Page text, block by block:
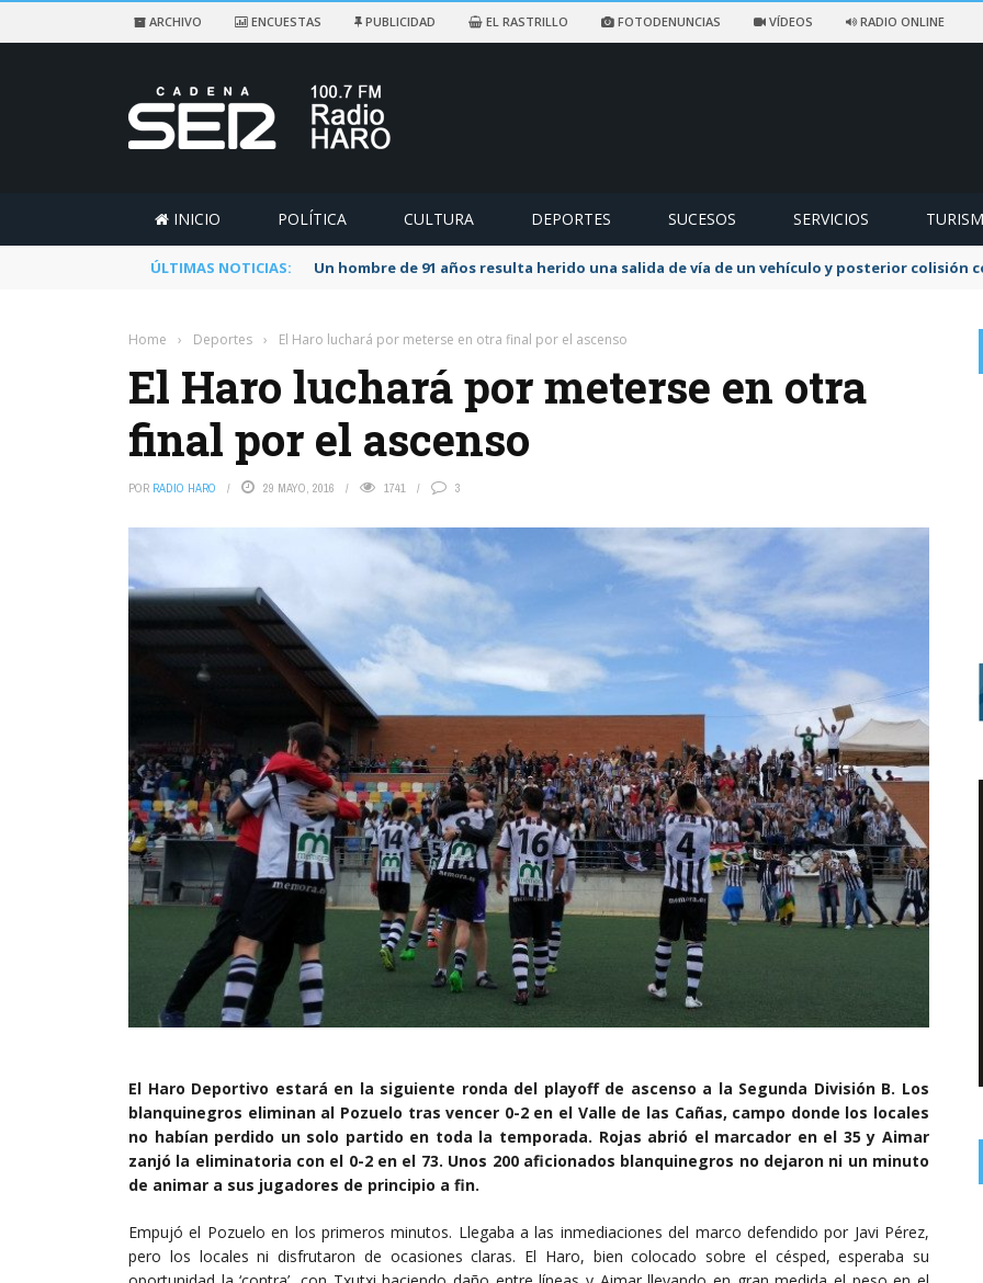
ARCHIVO ENCUESTAS PUBLICIDAD EL RASTRILLO FOTODENUNCIAS VÍDEOS RADIO ONLINE
INICIO POLÍTICA CULTURA DEPORTES SUCESOS SERVICIOS
ÚLTIMAS NOTICIAS: Un hombre de 91 años resulta herido una salida de vía de un vehículo y posterior colisión
Home › Deportes › El Haro luchará por meterse en otra final por el ascenso
El Haro luchará por meterse en otra
final por el ascenso
POR RADIO HARO 29 MAYO, 2016 1741 3
El Haro Deportivo estará en la siguiente ronda del playoff de ascenso a la Segunda División B. Los
blanquinegros eliminan al Pozuelo tras vencer 0-2 en el Valle de las Cañas, campo donde los locales
no habían perdido un solo partido en toda la temporada. Rojas abrió el marcador en el 35 y Aimar
zanjó la eliminatoria con el 0-2 en el 73. Unos 200 aficionados blanquinegros no dejaron ni un minuto
de animar a sus jugadores de principio a fin.
Empujó el Pozuelo en los primeros minutos. Llegaba a las inmediaciones del marco defendido por Javi Pérez,
pero los locales ni disfrutaron de ocasiones claras. El Haro, bien colocado sobre el césped, esperaba su